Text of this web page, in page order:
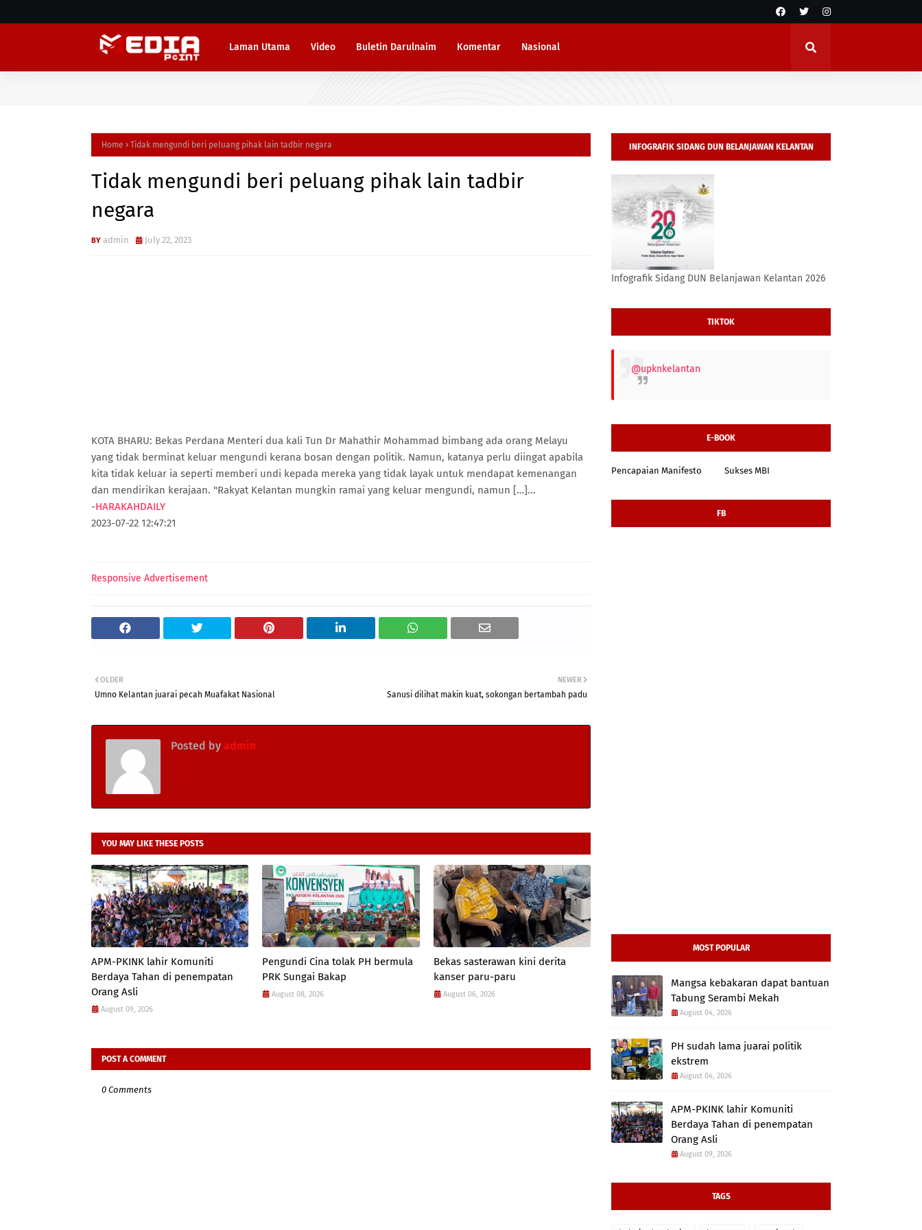
Laman Utama Video Buletin Darulnaim Komentar Nasional
Home Tidak mengundi beri peluang pihak lain tadbir negara
Tidak mengundi beri peluang pihak lain tadbir
negara
admin July 22, 2023
KOTA BHARU: Bekas Perdana Menteri dua kali Tun Dr Mahathir Mohammad bimbang ada orang Melayu
yang tidak berminat keluar mengundi kerana bosan dengan politik. Namun, katanya perlu diingat apabila
kita tidak keluar ia seperti memberi undi kepada mereka yang tidak layak untuk mendapat kemenangan
dan mendirikan kerajaan. "Rakyat Kelantan mungkin ramai yang keluar mengundi, namun […]...
-HARAKAHDAILY
2023-07-22 12:47:21
Responsive Advertisement
NEWER
Sanusi dilihat makin kuat, sokongan bertambah padu
OLDER
Umno Kelantan juarai pecah Muafakat Nasional
Posted by admin
YOU MAY LIKE THESE POSTS
APM-PKINK lahir Komuniti
Berdaya Tahan di penempatan
Orang Asli
August 09, 2026
Pengundi Cina tolak PH bermula
PRK Sungai Bakap
August 08, 2026
Bekas sasterawan kini derita
kanser paru-paru
August 06, 2026
POST A COMMENT
0 Comments
INFOGRAFIK SIDANG DUN BELANJAWAN KELANTAN
2026
Infografik Sidang DUN Belanjawan Kelantan 2026
TIKTOK
@upknkelantan
E-BOOK
Pencapaian Manifesto Sukses MBI
FB
MOST POPULAR
Mangsa kebakaran dapat bantuan
Tabung Serambi Mekah
August 04, 2026
PH sudah lama juarai politik
ekstrem
August 04, 2026
APM-PKINK lahir Komuniti
Berdaya Tahan di penempatan
Orang Asli
August 09, 2026
TAGS